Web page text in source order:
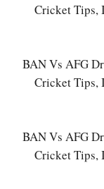
Cricket Tips,
BAN Vs AFG
Cricket Tips,
BAN Vs AFG
Cricket Tips,